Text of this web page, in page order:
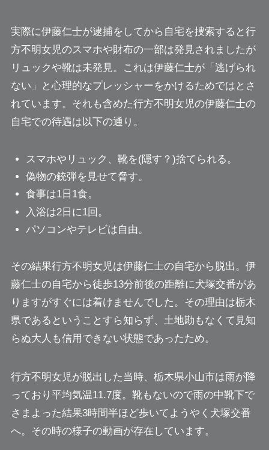
実際に伊藤仁士が逮捕をしてから自宅を捜索すると行
方不明女児のスマホや財布の一部は発見されましたが
リュックや靴は未発見。これは伊藤仁士が「逃げられ
ない」と心理的なプレッシャーをかけるためではとさ
れています。それも含めた行方不明女児の伊藤仁士の
自宅での待遇は以下の通り。
スマホやリュック、靴を(隠す？)捨てられる。
偽物の銃弾を見せて脅す。
食事は1日1食。
入浴は2日に1回。
パソコンやテレビは自由。
その結果行方不明女児は伊藤仁士の自宅から脱出。伊
藤仁士の自宅から徒歩13分前後の距離に犬塚交番があ
りますがすぐには着けませんでした。その理由は栃木
県であるということすら知らず、土地勘もなくて見知
らぬ大人も信用できない状態であったため。
行方不明女児が脱出した当時、栃木県小山市は雨が降
っており平均気温11.7度。靴もないので雨の中靴下で
さまよった結果3時間半ほど歩いてようやく犬塚交番
へ。その時の様子の動画が存在しています。